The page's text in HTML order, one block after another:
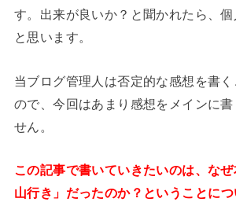
す。出来が良いか？と聞かれたら、
と思います。
当ブログ管理人は否定的な感想を書
ので、今回はあまり感想をメインに書
せん。
この記事で書いていきたいのは、な
山行き」 だったのか？ということにつ